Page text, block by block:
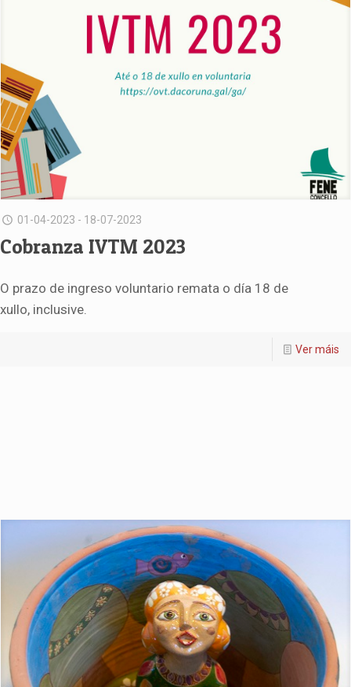
01-04-2023 - 18-07-2023
Cobranza IVTM 2023
O prazo de ingreso voluntario remata o día 18 de
xullo, inclusive.
Ver máis